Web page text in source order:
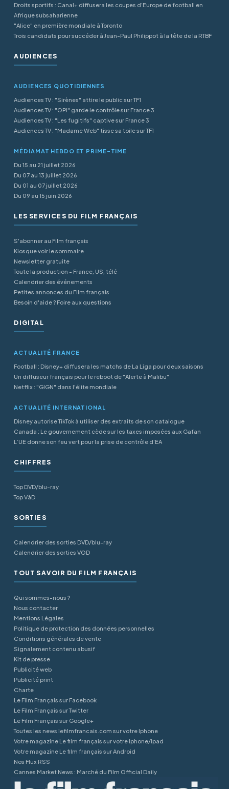
Droits sportifs : Canal+ diffusera les coupes d’Europe de football en
Afrique subsaharienne
"Alice" en première mondiale à Toronto
Trois candidats pour succéder à Jean-Paul Philippot à la tête de la RTBF
AUDIENCES
AUDIENCES QUOTIDIENNES
Audiences TV : "Sirènes" attire le public sur TF1
Audiences TV : "OPJ" garde le contrôle sur France 3
Audiences TV : "Les fugitifs" captive sur France 3
Audiences TV : "Madame Web" tisse sa toile sur TF1
MÉDIAMAT HEBDO ET PRIME-TIME
Du 15 au 21 juillet 2026
Du 07 au 13 juillet 2026
Du 01 au 07 juillet 2026
Du 09 au 15 juin 2026
LES SERVICES DU FILM FRANÇAIS
S'abonner au Film français
Kiosque voir le sommaire
Newsletter gratuite
Toute la production - France, US, télé
Calendrier des événements
Petites annonces du Film français
Besoin d'aide ? Foire aux questions
DIGITAL
ACTUALITÉ FRANCE
Football : Disney+ diffusera les matchs de La Liga pour deux saisons
Un diffuseur français pour le reboot de "Alerte à Malibu"
Netflix : "GIGN" dans l'élite mondiale
ACTUALITÉ INTERNATIONAL
Disney autorise TikTok à utiliser des extraits de son catalogue
Canada : Le gouvernement cède sur les taxes imposées aux Gafan
L’UE donne son feu vert pour la prise de contrôle d’EA
CHIFFRES
Top DVD/blu-ray
Top VàD
SORTIES
Calendrier des sorties DVD/blu-ray
Calendrier des sorties VOD
TOUT SAVOIR DU FILM FRANÇAIS
Qui sommes-nous ?
Nous contacter
Mentions Légales
Politique de protection des données personnelles
Conditions générales de vente
Signalement contenu abusif
Kit de presse
Publicité web
Publicité print
Charte
Le Film Français sur Facebook
Le Film Français sur Twitter
Le Film Français sur Google+
Toutes les news lefilmfrancais.com sur votre Iphone
Votre magazine Le film français sur votre Iphone/Ipad
Votre magazine Le film français sur Android
Nos Flux RSS
Cannes Market News : Marché du Film Official Daily